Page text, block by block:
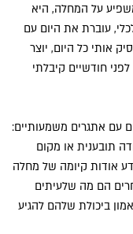
על המחלה, היא
עוברת את היום עם
אותי כל היום, יוצר
חודשיים קיבלתי
עם אתגרים משמעותיים:
תובענית או מקום
אודות קיומה של מחלה
הם מה שלעיתים
ביכולת שלהם להגיע